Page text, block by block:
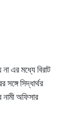
এর মধ্যে বিরাট
সিদ্ধার্থর
অফিসার